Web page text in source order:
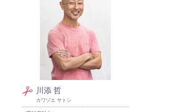
川添 哲
カワゾエ サトシ